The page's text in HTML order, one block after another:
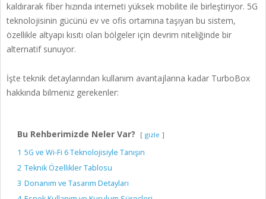
kaldırarak fiber hızında interneti yüksek mobilite ile birleştiriyor. 5G
teknolojisinin gücünü ev ve ofis ortamına taşıyan bu sistem,
özellikle altyapı kısıtı olan bölgeler için devrim niteliğinde bir
alternatif sunuyor.
İşte teknik detaylarından kullanım avantajlarına kadar TurboBox
hakkında bilmeniz gerekenler:
Bu Rehberimizde Neler Var? gizle
1 5G ve Wi-Fi 6 Teknolojisiyle Tanışın
2 Teknik Özellikler Tablosu
3 Donanım ve Tasarım Detayları